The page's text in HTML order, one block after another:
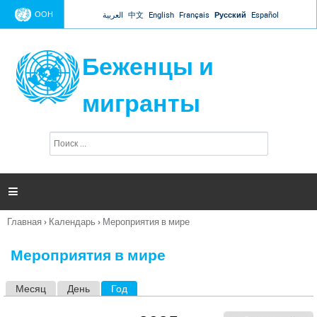
Jump to navigation
ООН العربية 中文 English Français Русский Español
Беженцы и
мигранты
п
и

Вы
Главная › Календарь › Мероприятия в мире
Мероприятия в мире
Месяц День Год